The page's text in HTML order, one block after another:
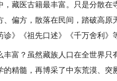
藏医古籍最丰富。只是分散在
、偏方，散落在民间，踏破高
》《祖先口述》《千万舍利》
？虽然藏族人口在全世界只
的精髓，再博采了中东荒漠、